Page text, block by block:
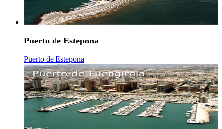
Puerto de Estepona
Puerto de Estepona